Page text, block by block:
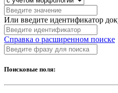
Или введите идентификатор
Справка о расширенном поиске
Поисковые поля: